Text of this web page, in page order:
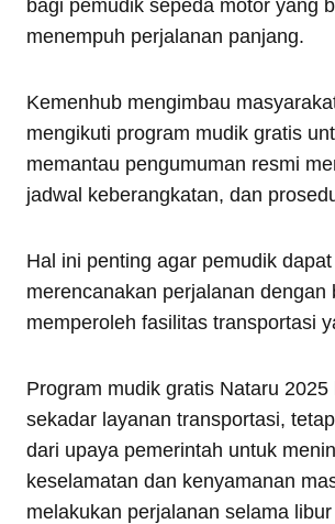
bagi pemudik sepeda motor yang
menempuh perjalanan panjang.
Kemenhub mengimbau
mengikuti program mudik gratis
memantau pengumuman resmi
jadwal keberangkatan, dan
Hal ini penting agar pemudik dapat
merencanakan perjalanan dengan
memperoleh fasilitas transportasi
Program mudik gratis Nataru 2025
sekadar layanan transportasi,
dari upaya pemerintah untuk
keselamatan dan kenyamanan
melakukan perjalanan selama